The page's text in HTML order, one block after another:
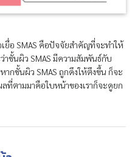
ยื่อ SMAS คือปัจจัยสำคัญที่จะทำให้
าชั้นผิว SMAS มีความสัมพันธ์กับ
กชั้นผิว SMAS ถูกดึงให้ตึงขึ้น ก็จะ
ที่ตามมาคือใบหน้าของเราก็จะดูยก